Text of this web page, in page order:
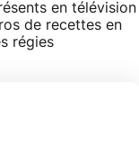
en télévision
de recettes en
régies